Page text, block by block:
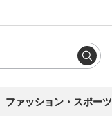
ファッション・スポーツ